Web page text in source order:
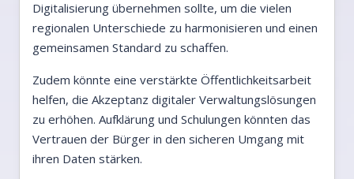
Digitalisierung übernehmen sollte, um die vielen
regionalen Unterschiede zu harmonisieren und einen
gemeinsamen Standard zu schaffen.
Zudem könnte eine verstärkte Öffentlichkeitsarbeit
helfen, die Akzeptanz digitaler Verwaltungslösungen
zu erhöhen. Aufklärung und Schulungen könnten das
Vertrauen der Bürger in den sicheren Umgang mit
ihren Daten stärken.